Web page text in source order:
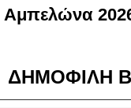
Αμπελώνα
ΔΗΜΟΦΙΛΗ